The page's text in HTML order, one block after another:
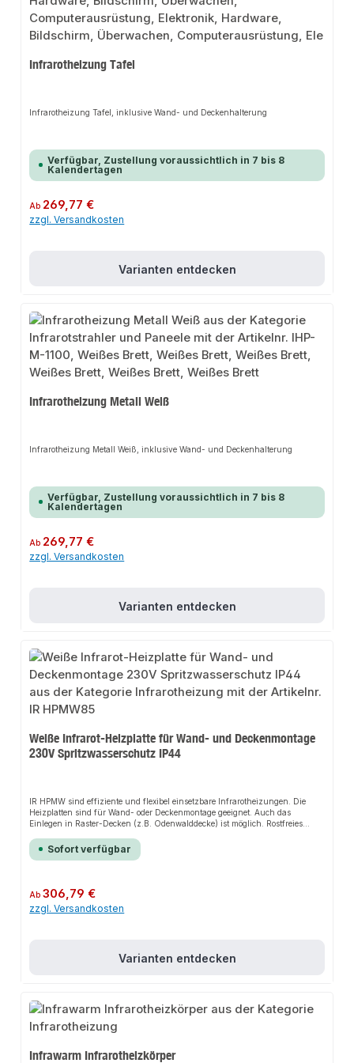
Infrarotheizung Tafel
Infrarotheizung Tafel, inklusive Wand- und Deckenhalterung
Verfügbar, Zustellung voraussichtlich in 7 bis 8
Kalendertagen
Regulärer Preis:
Ab 269,77 €
zzgl. Versandkosten
Varianten entdecken
Infrarotheizung Metall Weiß
Infrarotheizung Metall Weiß, inklusive Wand- und Deckenhalterung
Verfügbar, Zustellung voraussichtlich in 7 bis 8
Kalendertagen
Regulärer Preis:
Ab 269,77 €
zzgl. Versandkosten
Varianten entdecken
Weiße Infrarot-Heizplatte für Wand- und Deckenmontage
230V Spritzwasserschutz IP44
IR HPMW sind effiziente und flexibel einsetzbare Infrarotheizungen. Die
Heizplatten sind für Wand- oder Deckenmontage geeignet. Auch das
Einlegen in Raster-Decken (z.B. Odenwalddecke) ist möglich. Rostfreies
Schutzart IP44, hitzebeständige Anschlussleitung, ca. 2 m, mit Schuko-
Stecker. Oberflächentemperatur ca. 95°C bei Wandmontage / ca. 110°C bei
Sofort verfügbar
Regulärer Preis:
Ab306,79 €
zzgl. Versandkosten
Varianten entdecken
Infrawarm Infrarotheizkörper